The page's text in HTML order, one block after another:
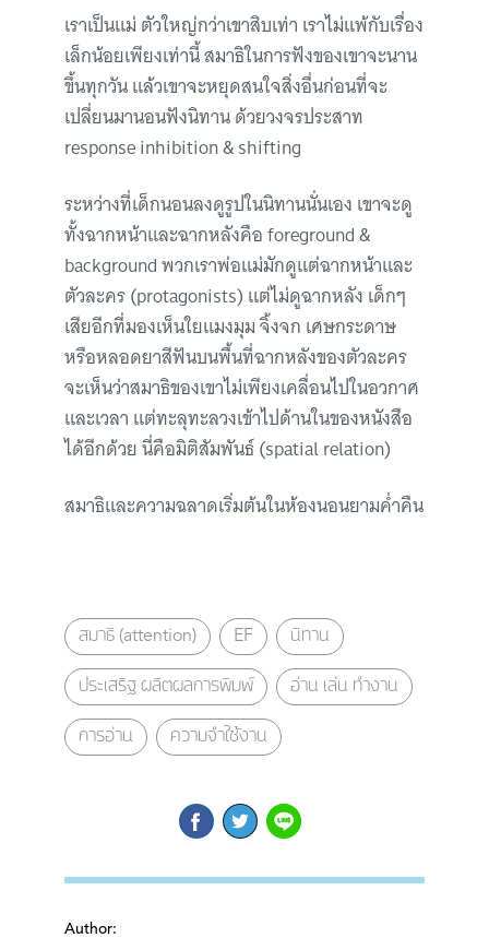
เราเป็นแม่ ตัวใหญ่กว่าเขาสิบเท่า เราไม่แพ้กับเรื่อง
เล็กน้อยเพียงเท่านี้ สมาธิในการฟังของเขาจะนาน
ขึ้นทุกวัน แล้วเขาจะหยุดสนใจสิ่งอื่นก่อนที่จะ
เปลี่ยนมานอนฟังนิทาน ด้วยวงจรประสาท
response inhibition & shifting
ระหว่างที่เด็กนอนลงดูรูปในนิทานนั่นเอง เขาจะดู
ทั้งฉากหน้าและฉากหลังคือ foreground &
background พวกเราพ่อแม่มักดูแต่ฉากหน้าและ
ตัวละคร (protagonists) แต่ไม่ดูฉากหลัง เด็กๆ
เสียอีกที่มองเห็นใยแมงมุม จิ้งจก เศษกระดาษ
หรือหลอดยาสีฟันบนพื้นที่ฉากหลังของตัวละคร
จะเห็นว่าสมาธิของเขาไม่เพียงเคลื่อนไปในอวกาศ
และเวลา แต่ทะลุทะลวงเข้าไปด้านในของหนังสือ
ได้อีกด้วย นี่คือมิติสัมพันธ์ (spatial relation)
สมาธิและความฉลาดเริ่มต้นในห้องนอนยามค่ำคืน
สมาธิ (attention) EF นิทาน
ประเสริฐ ผลิตผลการพิมพ์ อ่าน เล่น ทำงาน
การอ่าน ความจำใช้งาน
Author: